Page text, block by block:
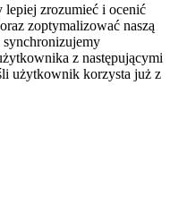
lepiej zrozumieć i ocenić
zoptymalizować naszą
z następującymi
użytkownik korzysta już z